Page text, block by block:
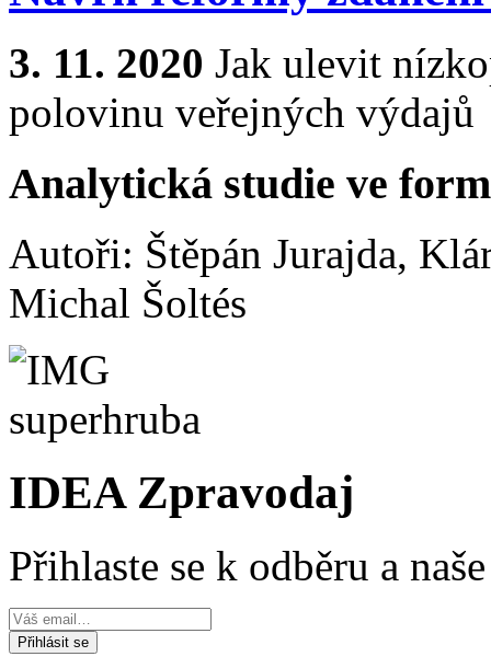
3. 11. 2020 Jak ulevit
polovinu veřejných výdajů
Analytická studie ve
Autoři: Štěpán Jurajda,
Michal Šoltés
IDEA Zpravodaj
Přihlaste se k odběru a